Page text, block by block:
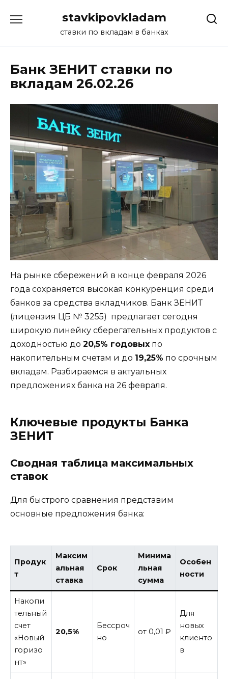
stavkipovkladam
ставки по вкладам в банках
Банк ЗЕНИТ ставки по
вкладам 26.02.26
На рынке сбережений в конце февраля 2026
года сохраняется высокая конкуренция среди
банков за средства вкладчиков. Банк ЗЕНИТ
(лицензия ЦБ № 3255) предлагает сегодня
широкую линейку сберегательных продуктов с
доходностью до 20,5% годовых по
накопительным счетам и до 19,25% по срочным
вкладам. Разбираемся в актуальных
предложениях банка на 26 февраля.
Ключевые продукты Банка
ЗЕНИТ
Сводная таблица максимальных
ставок
Для быстрого сравнения представим
основные предложения банка:
Продук
т
Максим
альная
ставка
Срок
Минима
льная
сумма
Особен
ности
Накопи
тельный
счет
«Новый
горизо
нт»
20,5%
Бессроч
но
от 0,01 ₽
Для
новых
клиенто
в